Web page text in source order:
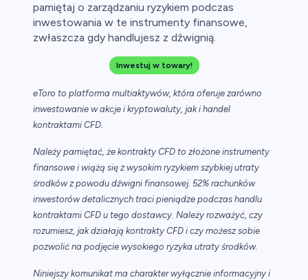
pamiętaj o zarządzaniu ryzykiem podczas
inwestowania w te instrumenty finansowe,
zwłaszcza gdy handlujesz z dźwignią.
Inwestuj w towary!
eToro to platforma multiaktywów, która oferuje zarówno
inwestowanie w akcje i kryptowaluty, jak i handel
kontraktami CFD.
Należy pamiętać, że kontrakty CFD to złożone instrumenty
finansowe i wiążą się z wysokim ryzykiem szybkiej utraty
środków z powodu dźwigni finansowej. 52% rachunków
inwestorów detalicznych traci pieniądze podczas handlu
kontraktami CFD u tego dostawcy. Należy rozważyć, czy
rozumiesz, jak działają kontrakty CFD i czy możesz sobie
pozwolić na podjęcie wysokiego ryzyka utraty środków.
Niniejszy komunikat ma charakter wyłącznie informacyjny i